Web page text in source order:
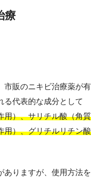
療
市販のニキビ治療薬が有
る代表的な成分として
用）、サリチル酸（角質
用）、グリチルリチン酸
ありますが、使用方法を